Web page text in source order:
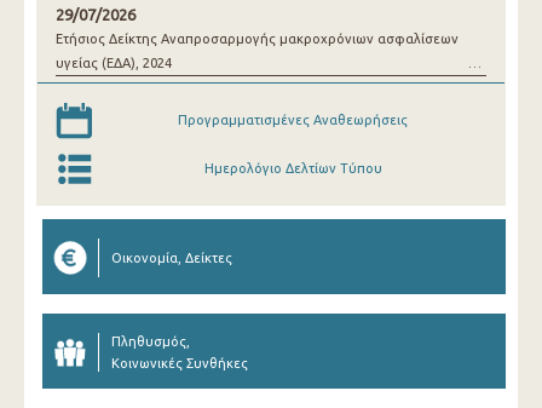
29/07/2026
Ετήσιος Δείκτης Αναπροσαρμογής μακροχρόνιων ασφαλίσεων
υγείας (ΕΔΑ), 2024
Προγραμματισμένες Αναθεωρήσεις
Ημερολόγιο Δελτίων Τύπου
Οικονομία, Δείκτες
Πληθυσμός,
Κοινωνικές Συνθήκες